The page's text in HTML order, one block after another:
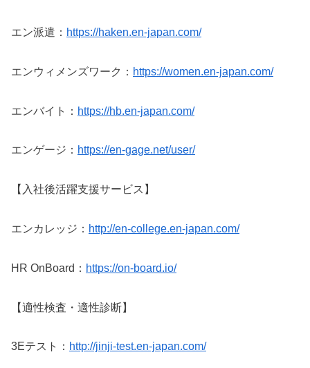
エン派遣： https://haken.en-japan.com/
エンウィメンズワーク： https://women.en-japan.com/
エンバイト： https://hb.en-japan.com/
エンゲージ： https://en-gage.net/user/
【入社後活躍支援サービス】
エンカレッジ： http://en-college.en-japan.com/
HR OnBoard： https://on-board.io/
【適性検査・適性診断】
3Eテスト： http://jinji-test.en-japan.com/